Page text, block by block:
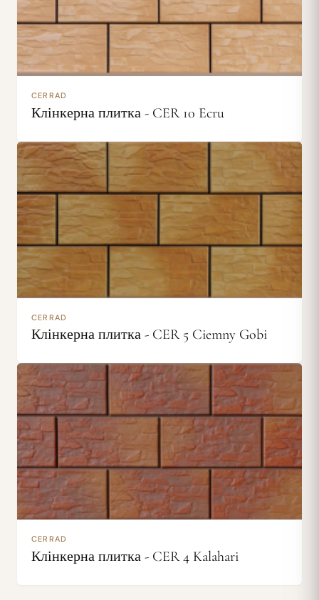
CERRAD
Клінкерна плитка - CER 10 Ecru
CERRAD
Клінкерна плитка - CER 5 Ciemny Gobi
CERRAD
Клінкерна плитка - CER 4 Kalahari